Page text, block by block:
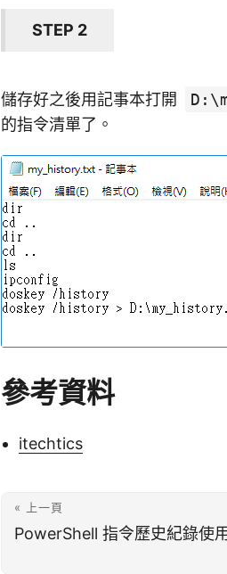
STEP 2
儲存好之後用記事本打開
的指令清單了。
參考資料
itechtics
« 上一頁
PowerShell 指令歷史紀錄使